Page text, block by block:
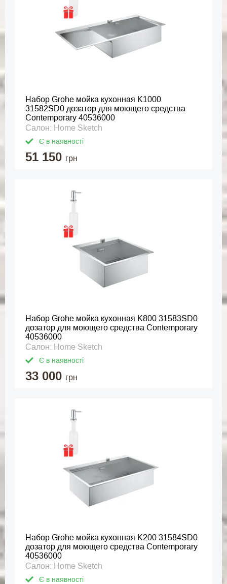
Набор Grohe мойка кухонная K1000
31582SD0 дозатор для моющего средства
Contemporary 40536000
Салон: Home Sketch
Є в наявності
51 150 грн
Набор Grohe мойка кухонная K800 31583SD0
дозатор для моющего средства Contemporary
40536000
Салон: Home Sketch
Є в наявності
33 000 грн
Набор Grohe мойка кухонная K200 31584SD0
дозатор для моющего средства Contemporary
40536000
Салон: Home Sketch
Є в наявності